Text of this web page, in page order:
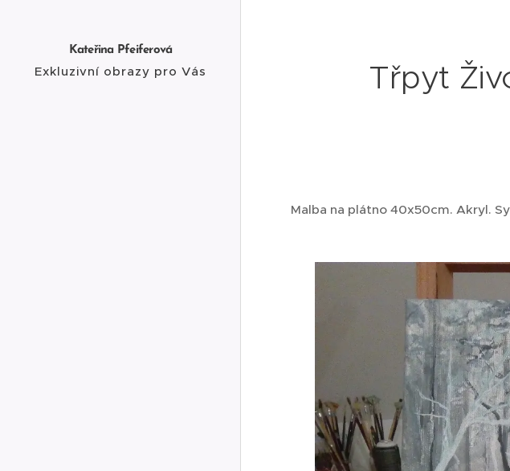
Kateřina Pfeiferová
Exkluzivní obrazy pro Vás Třpyt
Malba na plátno 40x50cm. Akryl.